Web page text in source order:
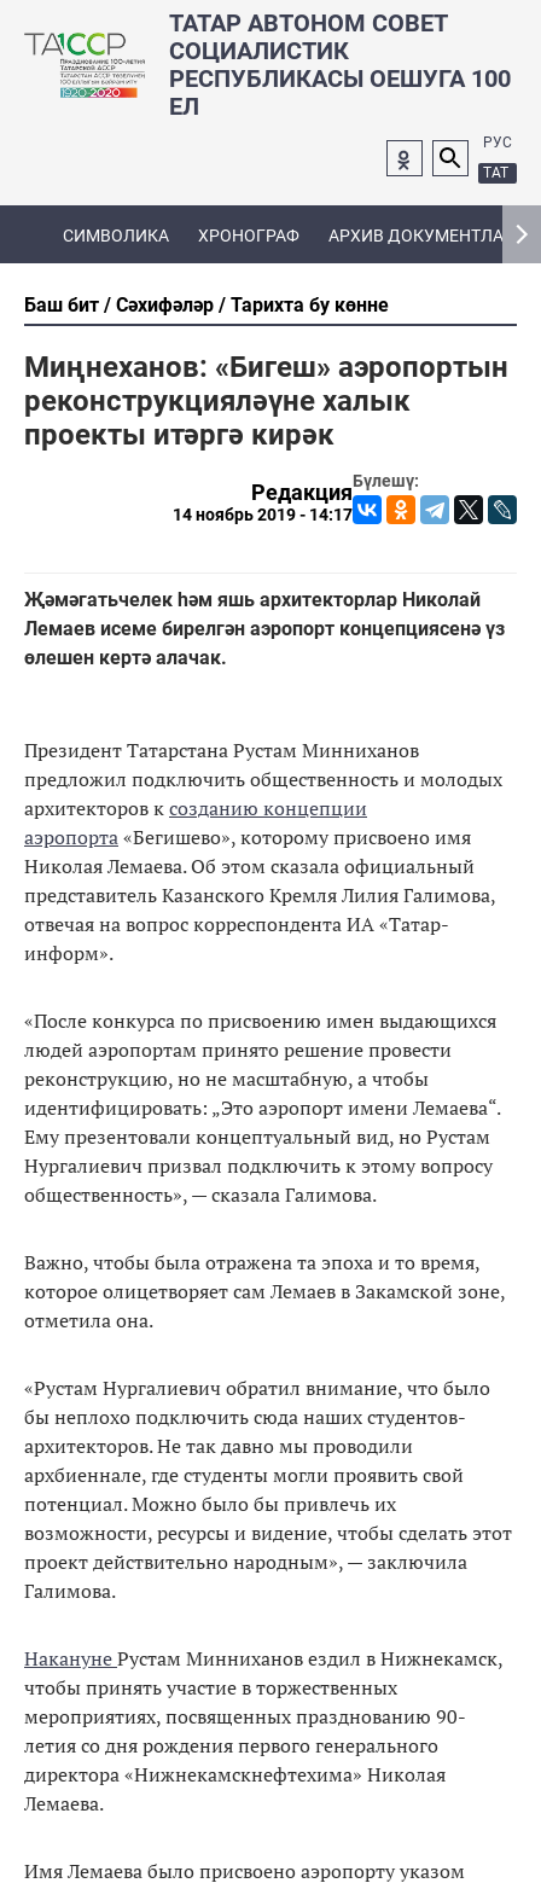
ТАТАР АВТОНОМ СОВЕТ
СОЦИАЛИСТИК
РЕСПУБЛИКАСЫ ОЕШУГА 100
ЕЛ
РУС
ТАТ
СИМВОЛИКА ХРОНОГРАФ АРХИВ ДОКУМЕНТЛАРЫ
Баш бит Сәхифәләр Тарихта бу көнне
Миңнеханов: «Бигеш» аэропортын
реконструкцияләүне халык
проекты итәргә кирәк
Бүлешү:
Редакция
14 ноябрь 2019 - 14:17
Җәмәгатьчелек һәм яшь архитекторлар Николай
Лемаев исеме бирелгән аэропорт концепциясенә үз
өлешен кертә алачак.
Президент Татарстана Рустам Минниханов
предложил подключить общественность и молодых
архитекторов ксозданию концепции
аэропорта«Бегишево», которому присвоено имя
Николая Лемаева. Об этом сказала официальный
представитель Казанского Кремля Лилия Галимова,
отвечая на вопрос корреспондента ИА «Татар-
информ».
«После конкурса по присвоению имен выдающихся
людей аэропортам принято решение провести
реконструкцию, но не масштабную, а чтобы
идентифицировать: „Это аэропорт имени Лемаева“.
Ему презентовали концептуальный вид, но Рустам
Нургалиевич призвал подключить к этому вопросу
общественность», — сказала Галимова.
Важно, чтобы была отражена та эпоха и то время,
которое олицетворяет сам Лемаев в Закамской зоне,
отметила она.
«Рустам Нургалиевич обратил внимание, что было
бы неплохо подключить сюда наших студентов-
архитекторов. Не так давно мы проводили
архбиеннале, где студенты могли проявить свой
потенциал. Можно было бы привлечь их
возможности, ресурсы и видение, чтобы сделать этот
проект действительно народным», — заключила
Галимова.
НаканунеРустам Минниханов ездил в Нижнекамск,
чтобы принять участие в торжественных
мероприятиях, посвященных празднованию 90-
летия со дня рождения первого генерального
директора «Нижнекамскнефтехима» Николая
Лемаева.
Имя Лемаева было присвоено аэропорту указом